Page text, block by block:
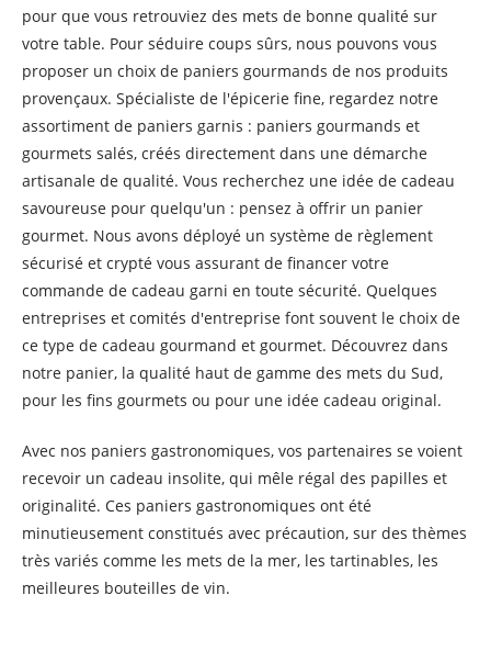
pour que vous retrouviez des mets de bonne qualité sur
votre table. Pour séduire coups sûrs, nous pouvons vous
proposer un choix de paniers gourmands de nos produits
provençaux. Spécialiste de l'épicerie fine, regardez notre
assortiment de paniers garnis : paniers gourmands et
gourmets salés, créés directement dans une démarche
artisanale de qualité. Vous recherchez une idée de cadeau
savoureuse pour quelqu'un : pensez à offrir un panier
gourmet. Nous avons déployé un système de règlement
sécurisé et crypté vous assurant de financer votre
commande de cadeau garni en toute sécurité. Quelques
entreprises et comités d'entreprise font souvent le choix de
ce type de cadeau gourmand et gourmet. Découvrez dans
notre panier, la qualité haut de gamme des mets du Sud,
pour les fins gourmets ou pour une idée cadeau original.
Avec nos paniers gastronomiques, vos partenaires se voient
recevoir un cadeau insolite, qui mêle régal des papilles et
originalité. Ces paniers gastronomiques ont été
minutieusement constitués avec précaution, sur des thèmes
très variés comme les mets de la mer, les tartinables, les
meilleures bouteilles de vin.